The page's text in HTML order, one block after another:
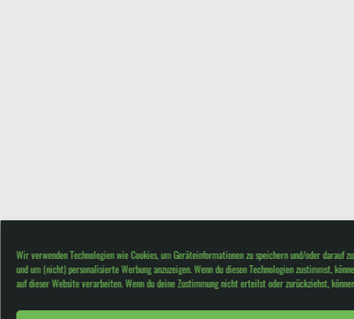
Wir verwenden Technologien wie Cookies, um Geräteinformationen zu speichern und/oder darauf
und um (nicht) personalisierte Werbung anzuzeigen. Wenn du diesen Technologien zustimmst,
auf dieser Website verarbeiten. Wenn du deine Zustimmung nicht erteilst oder zurückziehst,